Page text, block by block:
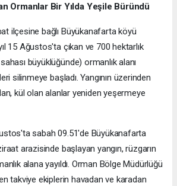
Ormanlar Bir Yılda Yeşile Büründü
ilçesine bağlı Büyükanafarta köyü
15 Ağustos'ta çıkan ve 700 hektarlık
büyüklüğünde) ormanlık alanı
silinmeye başladı. Yangının üzerinden
kül olan alanlar yeniden yeşermeye
sabah 09.51'de Büyükanafarta
arazisinde başlayan yangın, rüzgarın
alana yayıldı. Orman Bölge Müdürlüğü
takviye ekiplerin havadan ve karadan